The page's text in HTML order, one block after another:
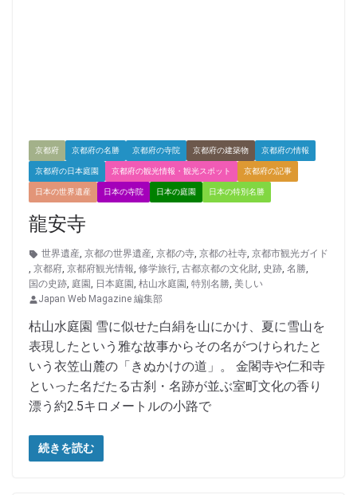
京都府 京都府の名勝 京都府の寺院 京都府の建築物 京都府の情報
京都府の日本庭園 京都府の観光情報・観光スポット 京都府の記事
日本の世界遺産 日本の寺院 日本の庭園 日本の特別名勝
龍安寺
世界遺産, 京都の世界遺産, 京都の寺, 京都の社寺, 京都市観光ガイド
, 京都府, 京都府観光情報, 修学旅行, 古都京都の文化財, 史跡, 名勝,
国の史跡, 庭園, 日本庭園, 枯山水庭園, 特別名勝, 美しい
Japan Web Magazine 編集部
枯山水庭園 雪に似せた白絹を山にかけ、夏に雪山を
表現したという雅な故事からその名がつけられたと
いう衣笠山麓の「きぬかけの道」。 金閣寺や仁和寺
といった名だたる古刹・名跡が並ぶ室町文化の香り
漂う約2.5キロメートルの小路で
続きを読む